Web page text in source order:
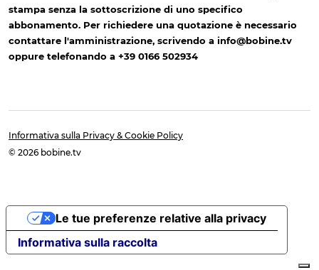
stampa senza la sottoscrizione di uno specifico
abbonamento. Per richiedere una quotazione è necessario
contattare l'amministrazione, scrivendo a info@bobine.tv
oppure telefonando a +39 0166 502934
Informativa sulla Privacy & Cookie Policy
© 2026 bobine.tv
Informativa sulla raccolta
Le tue preferenze relative alla privacy